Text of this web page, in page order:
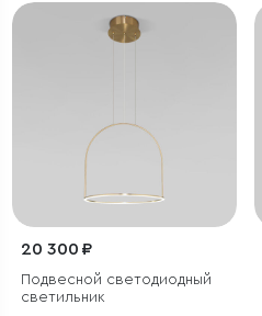
20 300 ₽
Подвесной светодиодный
светильник